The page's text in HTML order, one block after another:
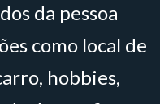
da pessoa
como local de
hobbies,